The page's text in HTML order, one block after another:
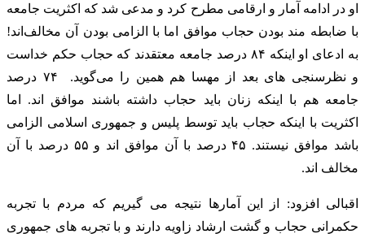
او در ادامه آمار و ارقامی مطرح کرد و مدعی شد که اکثریت جامعه
با ضابطه مند بودن حجاب موافق اما با الزامی بودن آن مخالف‌اند!
به ادعای او اینکه ۸۴ درصد جامعه معتقدند که حجاب حکم خداست
و نظرسنجی های بعد از مهسا هم همین را می‌گوید. ۷۴ درصد
جامعه هم با اینکه زنان باید حجاب داشته باشند موافق اند. اما
اکثریت با اینکه حجاب باید توسط پلیس و جمهوری اسلامی الزامی
باشد موافق نیستند. ۴۵ درصد با آن موافق اند و ۵۵ درصد با آن
مخالف اند.
اقبالی افزود: از این آمارها نتیجه می گیریم که مردم با تجربه
حکمرانی حجاب و گشت ارشاد زاویه دارند و با تجربه های جمهوری